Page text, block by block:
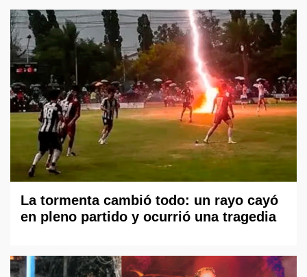
La tormenta cambió todo: un rayo cayó
en pleno partido y ocurrió una tragedia